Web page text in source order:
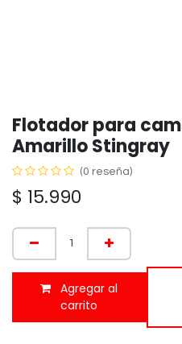
Flotador para
Amarillo Stingray
(0 reseña)
$ 15.990
Agregar al
carrito